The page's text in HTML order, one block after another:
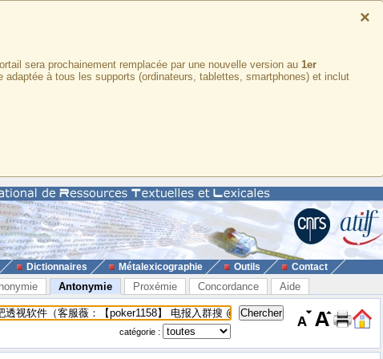
×
sera prochainement remplacée par une nouvelle version au 1er
adaptée à tous les supports (ordinateurs, tablettes, smartphones) et inclut
Dictionnaires Métalexicographie Outils Contact
Antonymie Proxémie Concordance Aide
catégorie :